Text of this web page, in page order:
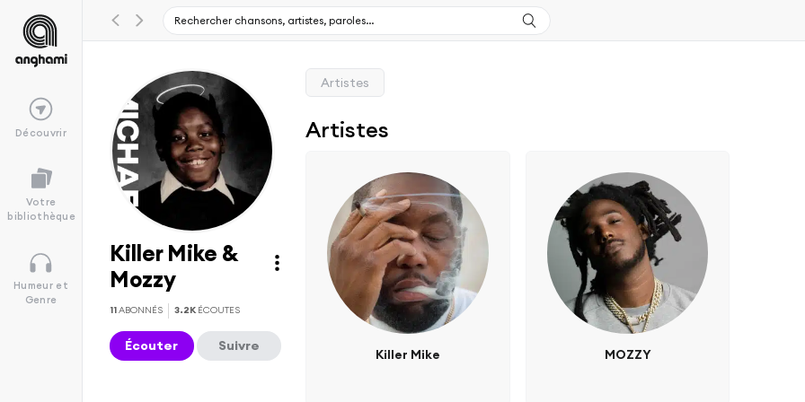
Découvrir
Votre
bibliothèque
Humeur et
Genre
Killer Mike &
Mozzy
11ABONNÉS 3.2K ÉCOUTES
Écouter Suivre
Artistes
Artistes
Killer Mike MOZZY